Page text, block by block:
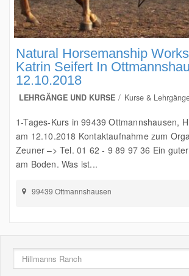
Natural Horsemanship
Katrin Seifert In
12.10.2018
LEHRGÄNGE UND KURSE Kurse &
1-Tages-Kurs in 99439 Ottmannshausen,
am 12.10.2018 Kontaktaufnahme zum
Zeuner –> Tel. 01 62 - 9 89 97 36 Ein
am Boden. Was ist...
99439 Ottmannshausen